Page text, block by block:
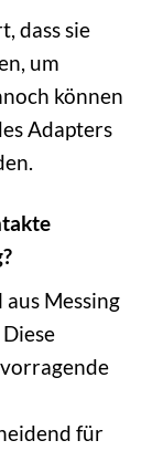
dass sie
um
können
Adapters
Messing
für